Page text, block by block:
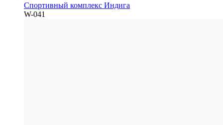
Спортивный комплекс Индига
W-041